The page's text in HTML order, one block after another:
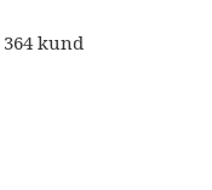
364kund